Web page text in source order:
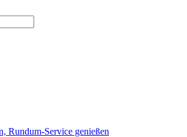
Rundum-Service genießen